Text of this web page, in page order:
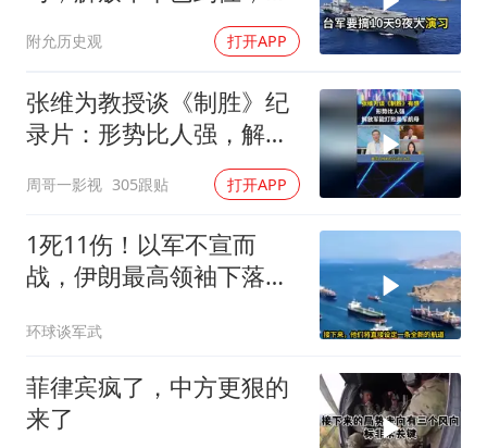
国那套“保台”承诺早就变
味了
附允历史观 打开APP
张维为教授谈《制胜》纪
录片：形势比人强，解放
军能打败美军航母！
周哥一影视 305跟贴 打开APP
1死11伤！以军不宣而
战，伊朗最高领袖下落不
环球谈军武
菲律宾疯了，中方更狠的
来了